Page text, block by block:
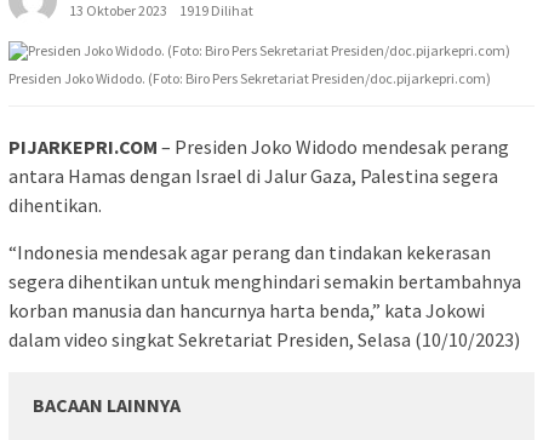
13 Oktober 2023
1919 Dilihat
Presiden Joko Widodo. (Foto: Biro Pers Sekretariat Presiden/doc.pijarkepri.com)
PIJARKEPRI.COM – Presiden Joko Widodo mendesak perang
antara Hamas dengan Israel di Jalur Gaza, Palestina segera
dihentikan.
“Indonesia mendesak agar perang dan tindakan kekerasan
segera dihentikan untuk menghindari semakin bertambahnya
korban manusia dan hancurnya harta benda,” kata Jokowi
dalam video singkat Sekretariat Presiden, Selasa (10/10/2023)
BACAAN LAINNYA